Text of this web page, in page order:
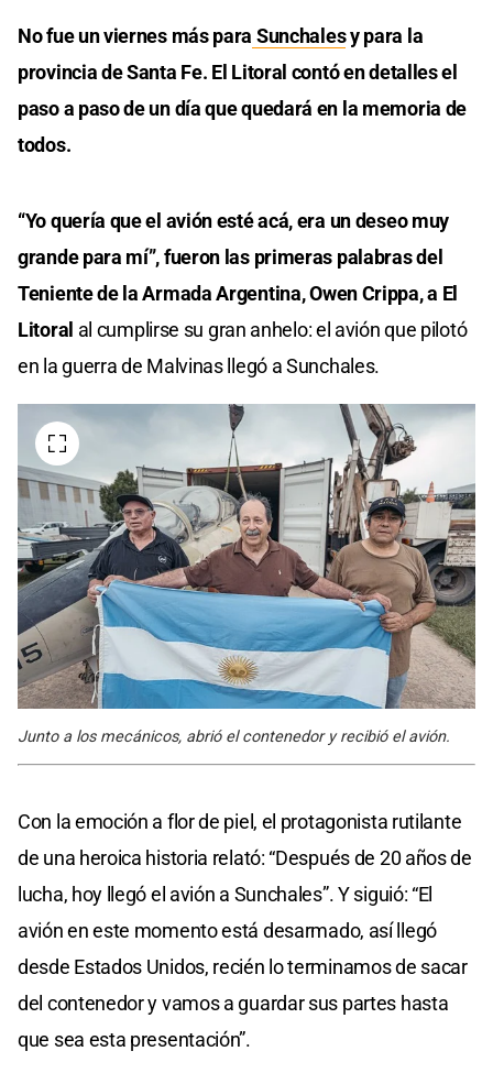
No fue un viernes más para Sunchalesy para la
provincia de Santa Fe. El Litoral contó en detalles el
paso a paso de un día que quedará en la memoria de
todos.
“Yo quería que el avión esté acá, era un deseo muy
grande para mí”, fueron las primeras palabras del
Teniente de la Armada Argentina, Owen Crippa, a El
Litoral al cumplirse su gran anhelo: el avión que pilotó
en la guerra de Malvinas llegó a Sunchales.
Junto a los mecánicos, abrió el contenedor y recibió el avión.
Con la emoción a flor de piel, el protagonista rutilante
de una heroica historia relató: “Después de 20 años de
lucha, hoy llegó el avión a Sunchales”. Y siguió: “El
avión en este momento está desarmado, así llegó
desde Estados Unidos, recién lo terminamos de sacar
del contenedor y vamos a guardar sus partes hasta
que sea esta presentación”.